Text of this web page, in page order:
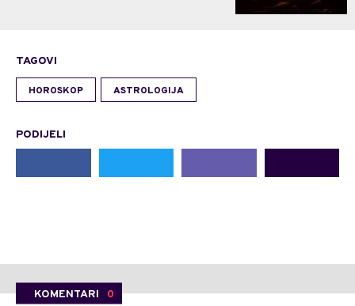
TAGOVI
HOROSKOP ASTROLOGIJA
PODIJELI
KOMENTARI 0